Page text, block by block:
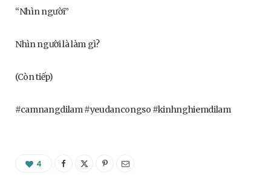
“Nhìn người”
Nhìn người là làm gì?
(Còn tiếp)
#camnangdilam #yeudancongso #kinhnghiemdilam
4